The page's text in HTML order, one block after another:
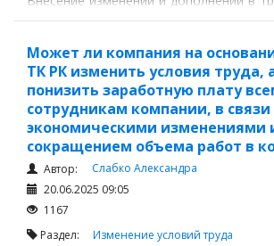
допускается только по
Может ли компания на
ТК РК изменить условия труда,
понизить заработную плату
сотрудникам компании, в связи
экономическими изменениями
сокращением объема работ в
Автор:
Слабко Александра
20.06.2025 09:05
1167
Раздел: Изменение условий труда